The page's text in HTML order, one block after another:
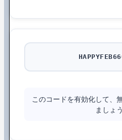
このコードを有効化して、
ましょう